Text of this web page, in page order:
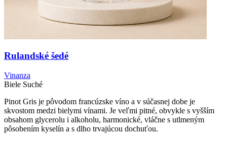
Rulandské šedé
Vinanza
Biele Suché
Pinot Gris je pôvodom francúzske víno a v súčasnej dobe je
skvostom medzi bielymi vínami. Je veľmi pitné, obvykle s vyšším
obsahom glycerolu i alkoholu, harmonické, vláčne s utlmeným
pôsobením kyselín a s dlho trvajúcou dochuťou.